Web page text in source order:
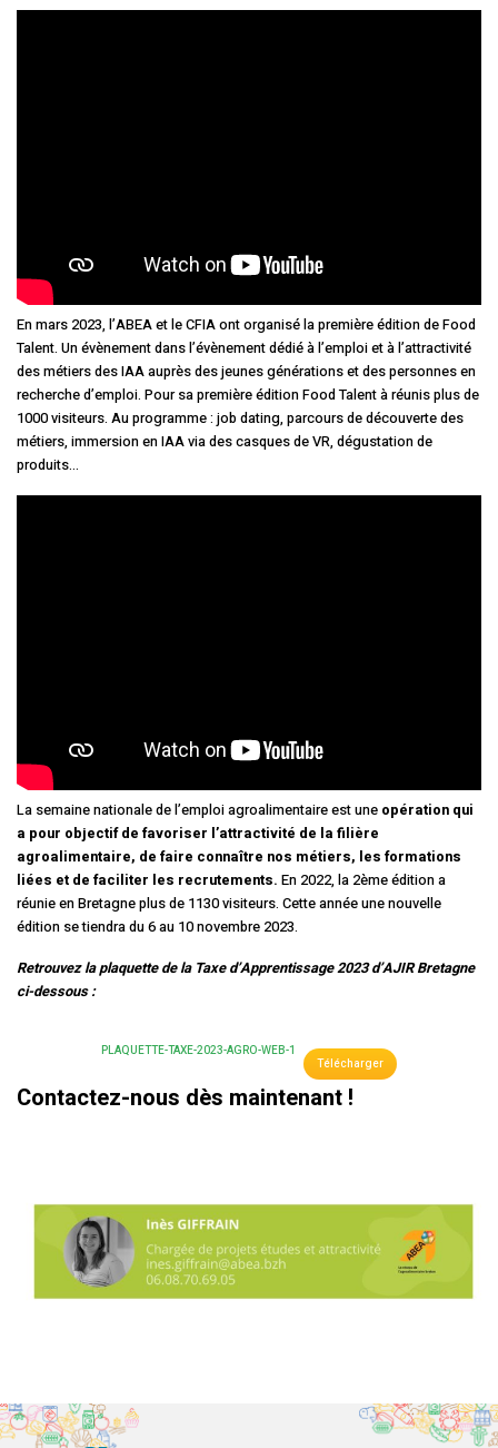
En mars 2023, l’ABEA et le CFIA ont organisé la première édition de Food
Talent. Un évènement dans l’évènement dédié à l’emploi et à l’attractivité
des métiers des IAA auprès des jeunes générations et des personnes en
recherche d’emploi. Pour sa première édition Food Talent à réunis plus de
1000 visiteurs. Au programme : job dating, parcours de découverte des
métiers, immersion en IAA via des casques de VR, dégustation de
produits…
La semaine nationale de l’emploi agroalimentaire est une opération qui
a pour objectif de favoriser l’attractivité de la filière
agroalimentaire, de faire connaître nos métiers, les formations
liées et de faciliter les recrutements. En 2022, la 2ème édition a
réunie en Bretagne plus de 1130 visiteurs. Cette année une nouvelle
édition se tiendra du 6 au 10 novembre 2023.
Retrouvez la plaquette de la Taxe d’Apprentissage 2023 d’AJIR Bretagne
ci-dessous :
PLAQUETTE-TAXE-2023-AGRO-WEB-1
Télécharger
Contactez-nous dès maintenant !